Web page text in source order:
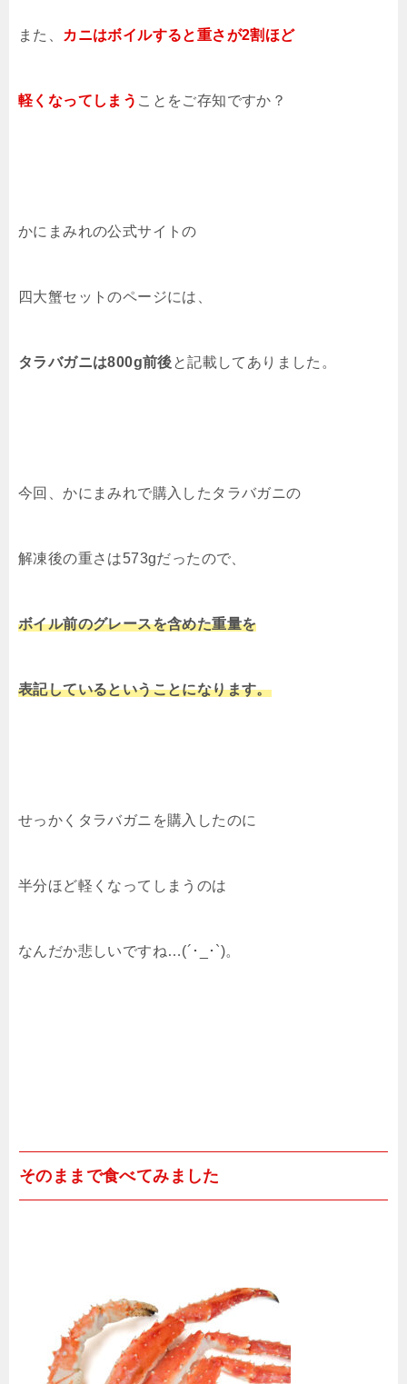
また、 カニはボイルすると重さが2割ほど
軽くなってしまう ことをご存知ですか？
かにまみれの公式サイトの
四大蟹セットのページには、
タラバガニは800g前後と記載してありました。
今回、かにまみれで購入したタラバガニの
解凍後の重さは573gだったので、
ボイル前のグレースを含めた重量を
表記しているということになります。
せっかくタラバガニを購入したのに
半分ほど軽くなってしまうのは
なんだか悲しいですね…(´･_･`)。
そのままで食べてみました